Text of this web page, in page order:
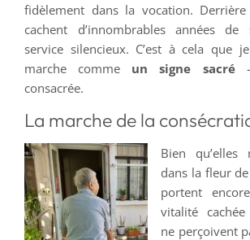
fidèlement dans la vocation.
cachent d’innombrables années
service silencieux. C’est à cela que
marche comme un signe sacré
consacrée.
La marche de la
Bien
dans la fleur
portent
vitalité
ne perçoivent